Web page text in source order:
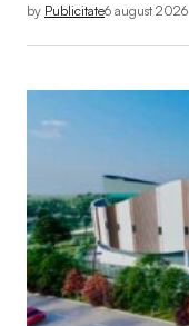
by Publicitate6 august 2026